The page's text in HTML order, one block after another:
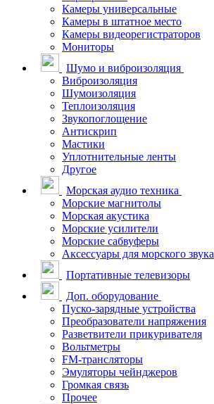
Камеры универсальные
Камеры в штатное место
Камеры видеорегистраторов
Мониторы
Шумо и виброизоляция
Виброизоляция
Шумоизоляция
Теплоизоляция
Звукопоглощение
Антискрип
Мастики
Уплотнительные ленты
Другое
Морская аудио техника
Морские магнитолы
Морская акустика
Морские усилители
Морские сабвуферы
Аксессуары для морского звука
Портативные телевизоры
Доп. оборудование
Пуско-зарядные устройства
Преобразователи напряжения
Разветвители прикуривателя
Вольтметры
FM-трансляторы
Эмуляторы чейнджеров
Громкая связь
Прочее